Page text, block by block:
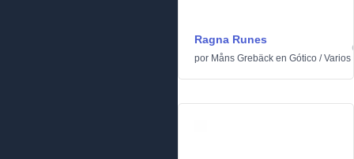
Ragna Runes
por Måns Grebäck en Gótico /Varios